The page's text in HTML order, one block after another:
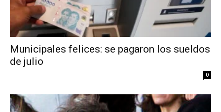
Municipales felices: se pagaron los sueldos
de julio
0